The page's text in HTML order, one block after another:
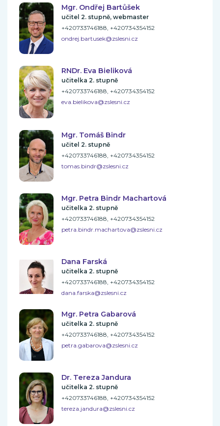
Mgr. Ondřej Bartůšek
učitel 2. stupně, webmaster
+420733746188, +420734354152
ondrej.bartusek@zslesni.cz
RNDr. Eva Bieliková
učitelka 2. stupně
+420733746188, +420734354152
eva.bielikova@zslesni.cz
Mgr. Tomáš Bindr
učitel 2. stupně
+420733746188, +420734354152
tomas.bindr@zslesni.cz
Mgr. Petra Bindr Machartová
učitelka 2. stupně
+420733746188, +420734354152
petra.bindr.machartova@zslesni.cz
Dana Farská
učitelka 2. stupně
+420733746188, +420734354152
dana.farska@zslesni.cz
Mgr. Petra Gabarová
učitelka 2. stupně
+420733746188, +420734354152
petra.gabarova@zslesni.cz
Dr. Tereza Jandura
učitelka 2. stupně
+420733746188, +420734354152
tereza.jandura@zslesni.cz